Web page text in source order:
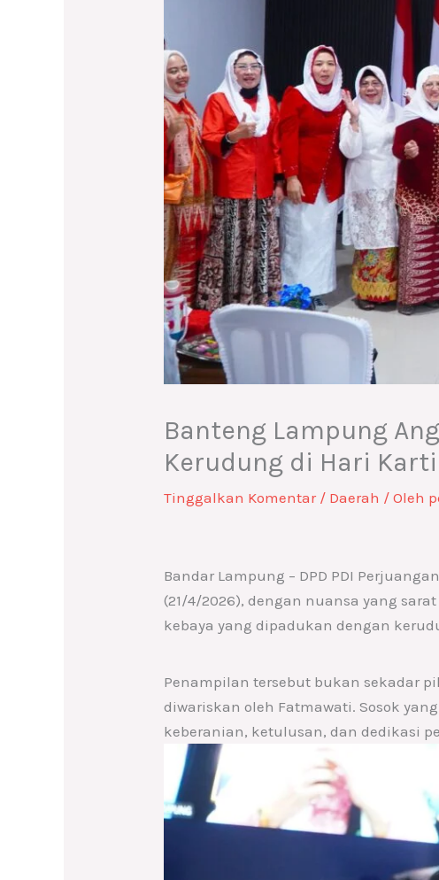
Banteng Lampung
Kerudung di Hari
Tinggalkan Komentar / Daerah / Oleh
Bandar Lampung – DPD PDI
(21/4/2026), dengan nuansa yang
kebaya yang dipadukan dengan
Penampilan tersebut bukan sekadar
diwariskan oleh Fatmawati. Sosok
keberanian, ketulusan, dan dedikasi